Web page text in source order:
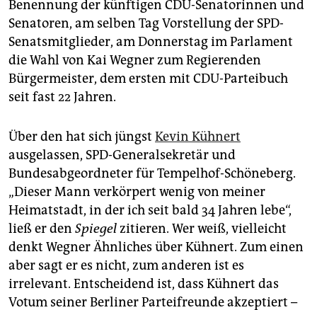
Benennung der künftigen CDU-Senatorinnen und
Senatoren, am selben Tag Vorstellung der SPD-
Senatsmitglieder, am Donnerstag im Parlament
die Wahl von Kai Wegner zum Regierenden
Bürgermeister, dem ersten mit CDU-Parteibuch
seit fast 22 Jahren.
Über den hat sich jüngst Kevin Kühnert
ausgelassen, SPD-Generalsekretär und
Bundesabgeordneter für Tempelhof-Schöneberg.
„Dieser Mann verkörpert wenig von meiner
Heimatstadt, in der ich seit bald 34 Jahren lebe“,
ließ er den Spiegelzitieren. Wer weiß, vielleicht
denkt Wegner Ähnliches über Kühnert. Zum einen
aber sagt er es nicht, zum anderen ist es
irrelevant. Entscheidend ist, dass Kühnert das
Votum seiner Berliner Parteifreunde akzeptiert –